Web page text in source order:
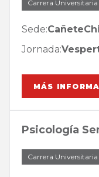
Carrera Universitaria
Sede:Cañete
Jornada:
MÁS
Psicología
Carrera Universitaria